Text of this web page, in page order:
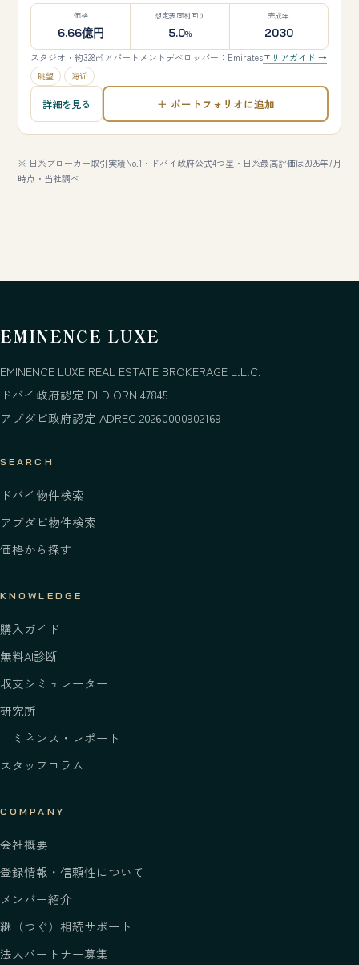
価格
6.66億円
想定表面利回り
5.0%
完成年
2030
スタジオ・約328㎡アパートメントデベロッパー：Emiratesエリアガイド →
眺望 海近
詳細を見る ＋ ポートフォリオに追加
※ 日系ブローカー取引実績No.1・ドバイ政府公式4つ星・日系最高評価は2026年7月
時点・当社調べ
EMINENCE LUXE
EMINENCE LUXE REAL ESTATE BROKERAGE L.L.C.
ドバイ政府認定 DLD ORN 47845
アブダビ政府認定 ADREC 20260000902169
SEARCH
ドバイ物件検索
アブダビ物件検索
価格から探す
KNOWLEDGE
購入ガイド
無料AI診断
収支シミュレーター
研究所
エミネンス・レポート
スタッフコラム
COMPANY
会社概要
登録情報・信頼性について
メンバー紹介
継 （つぐ） 相続サポート
法人パートナー募集